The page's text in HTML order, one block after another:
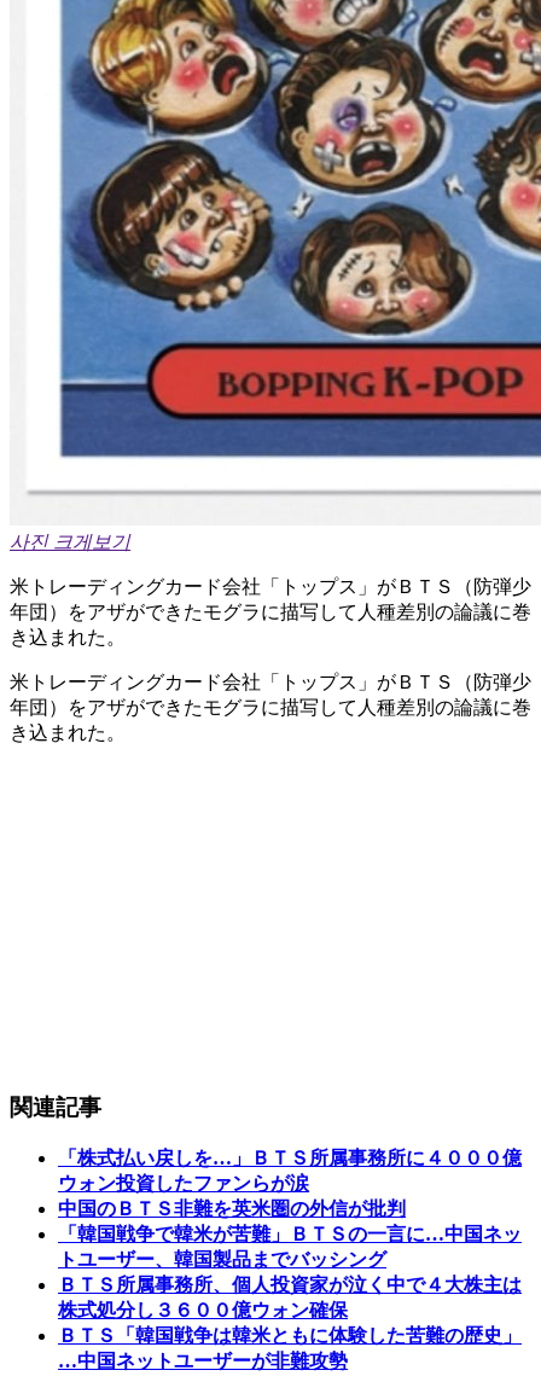
사진 크게보기
米トレーディングカード会社「トップス」がＢＴＳ（防弾少
年団）をアザができたモグラに描写して人種差別の論議に巻
き込まれた。
米トレーディングカード会社「トップス」がＢＴＳ（防弾少
年団）をアザができたモグラに描写して人種差別の論議に巻
き込まれた。
関連記事
「株式払い戻しを…」ＢＴＳ所属事務所に４０００億
ウォン投資したファンらが涙
中国のＢＴＳ非難を英米圏の外信が批判
「韓国戦争で韓米が苦難」ＢＴＳの一言に…中国ネッ
トユーザー、韓国製品までバッシング
ＢＴＳ所属事務所、個人投資家が泣く中で４大株主は
株式処分し３６００億ウォン確保
ＢＴＳ「韓国戦争は韓米ともに体験した苦難の歴史」
…中国ネットユーザーが非難攻勢